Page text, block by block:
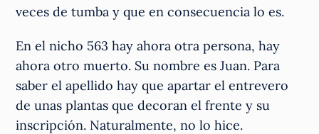
veces de tumba y que en consecuencia lo es.
En el nicho 563 hay ahora otra persona, hay
ahora otro muerto. Su nombre es Juan. Para
saber el apellido hay que apartar el entrevero
de unas plantas que decoran el frente y su
inscripción. Naturalmente, no lo hice.